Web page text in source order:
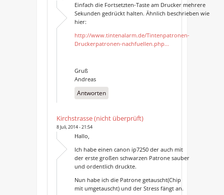
Einfach die Fortsetzten-Taste am Drucker mehrere
Sekunden gedrückt halten. Ähnlich beschrieben wie
hier:
http://www.tintenalarm.de/Tintenpatronen-
Druckerpatronen-nachfuellen.php...
Gruß
Andreas
Antworten
Kirchstrasse (nicht überprüft)
8 Juli, 2014 - 21:54
Hallo,
Ich habe einen canon ip7250 der auch mit
der erste großen schwarzen Patrone sauber
und ordentlich druckte.
Nun habe ich die Patrone getauscht(Chip
mit umgetauscht) und der Stress fängt an.